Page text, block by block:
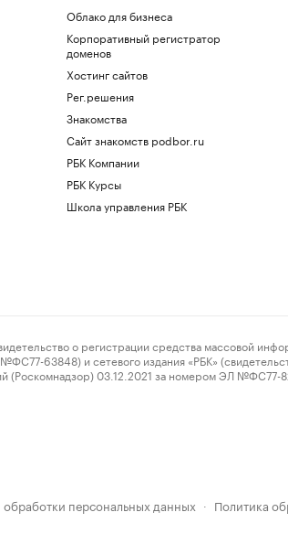
Облако для бизнеса
Корпоративный регистратор
доменов
Хостинг сайтов
Рег.решения
Знакомства
Сайт знакомств podbor.ru
РБК Компании
РБК Курсы
Школа управления РБК
о регистрации средства массовой
63848) и сетевого издания «РБК»
(Роскомнадзор) 03.12.2021 за номером ЭЛ №ФС77-
персональных данных · Политика